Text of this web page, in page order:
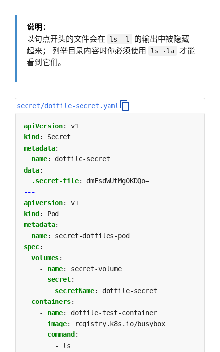
说明：
以句点开头的文件会在
ls -l
的输出中被隐藏
起来； 列举目录内容时你必须使用
ls -la
才能
看到它们。
secret/dotfile-secret.yaml
apiVersion:
v1
kind :
Secret
metadata:
name:
dotfile-secret
data:
.secret-file:
dmFsdWUtMg0KDQo=
---
apiVersion:
v1
kind :
Pod
metadata:
name:
secret-dotfiles-pod
spec:
volumes:
- name:
secret-volume
secret:
secretName:
dotfile-secret
containers:
- name:
dotfile-test-container
image:
registry.k8s.io/busybox
command :
- ls